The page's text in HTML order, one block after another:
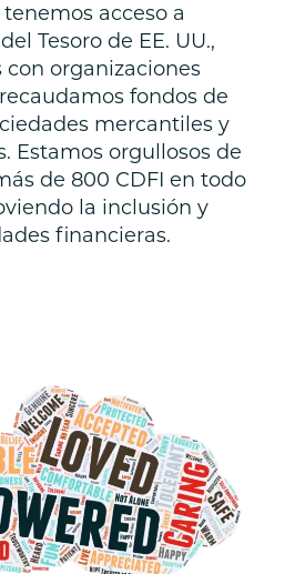
acceso a
Tesoro de EE. UU.,
con organizaciones
fondos de
mercantiles y
Estamos orgullosos de
de 800 CDFI en todo
la inclusión y
financieras.